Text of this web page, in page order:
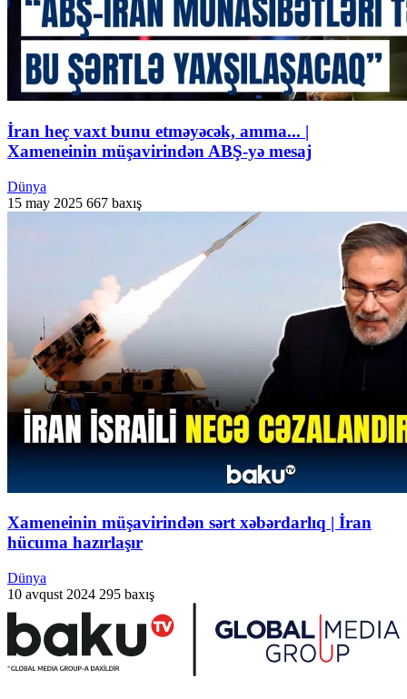
İran heç vaxt bunu etməyəcək, amma... |
Xameneinin müşavirindən ABŞ-yə mesaj
Dünya
15 may 2025 667 baxış
Xameneinin müşavirindən sərt xəbərdarlıq | İran
hücuma hazırlaşır
Dünya
10 avqust 2024 295 baxış